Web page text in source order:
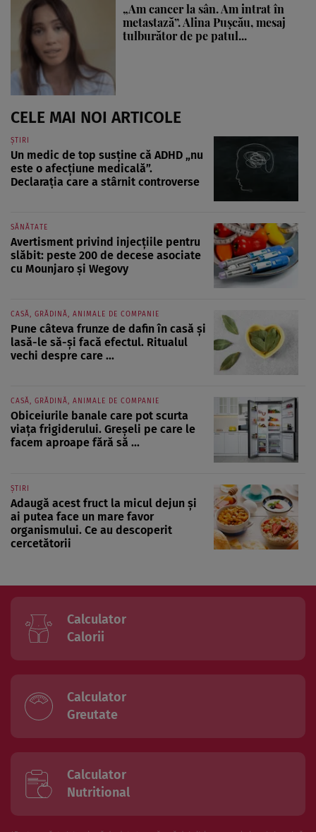
„Am cancer la sân. Am intrat în
metastază”. Alina Pușcău, mesaj
tulburător de pe patul...
CELE MAI NOI ARTICOLE
ȘTIRI
Un medic de top susține că ADHD „nu
este o afecțiune medicală”.
Declarația care a stârnit controverse
SĂNĂTATE
Avertisment privind injecțiile pentru
slăbit: peste 200 de decese asociate
cu Mounjaro și Wegovy
CASĂ, GRĂDINĂ, ANIMALE DE COMPANIE
Pune câteva frunze de dafin în casă și
lasă-le să-și facă efectul. Ritualul
vechi despre care ...
CASĂ, GRĂDINĂ, ANIMALE DE COMPANIE
Obiceiurile banale care pot scurta
viața frigiderului. Greșeli pe care le
facem aproape fără să ...
ȘTIRI
Adaugă acest fruct la micul dejun și
ai putea face un mare favor
organismului. Ce au descoperit
cercetătorii
Calculator
Calorii
Calculator
Greutate
Calculator
Nutritional